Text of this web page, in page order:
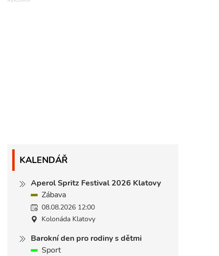
KALENDÁŘ
Aperol Spritz Festival 2026 Klatovy
Zábava
08.08.2026 12:00
Kolonáda Klatovy
Barokní den pro rodiny s dětmi
Sport